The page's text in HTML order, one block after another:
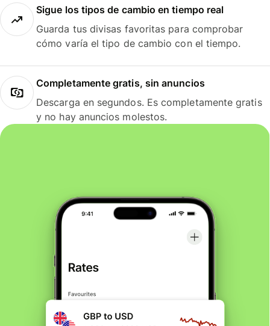
Sigue los tipos de cambio en tiempo real
Guarda tus divisas favoritas para comprobar
cómo varía el tipo de cambio con el tiempo.
Completamente gratis, sin anuncios
Descarga en segundos. Es completamente gratis
y no hay anuncios molestos.